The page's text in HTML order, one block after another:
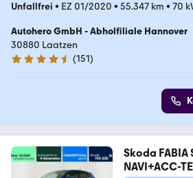
Unfallfrei • EZ 01/2020 • 55.347 km • 70
Autohero GmbH - Abholfiliale Hannover
30880 Laatzen
4.7 Sterne
(151)
Skoda FABIA
NAVI+ACC-